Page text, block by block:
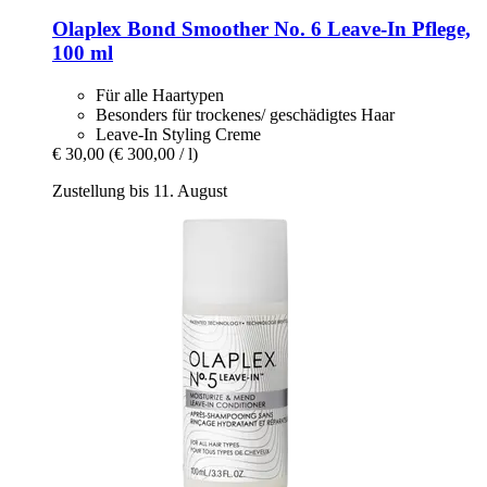
Olaplex Bond Smoother No. 6 Leave-​In Pflege,
100 ml
Für alle Haartypen
Besonders für trockenes/ geschädigtes Haar
Leave-In Styling Creme
€ 30,00 (€ 300,00 / l)
Zustellung bis 11. August